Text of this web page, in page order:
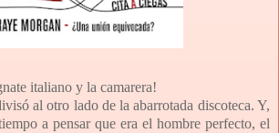
italiano y la camarera!
al otro lado de la abarrotada discoteca. Y,
a pensar que era el hombre perfecto, el